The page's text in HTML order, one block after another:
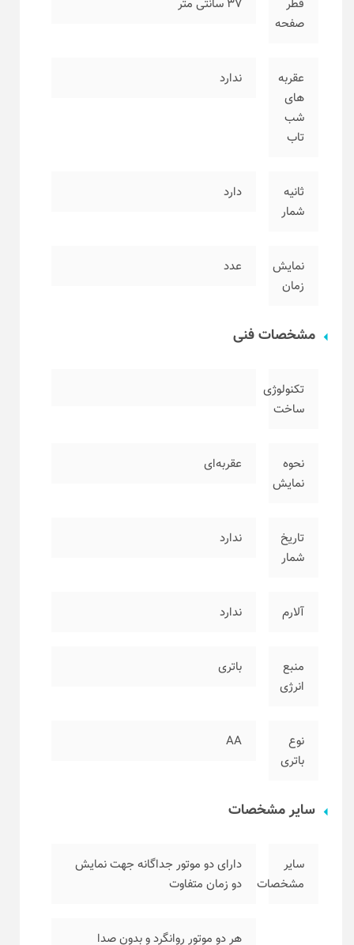
قطر
صفحه
۳۷ سانتی متر
عقربه
های
شب
تاب
ندارد
ثانیه
شمار
دارد
نمایش
زمان
عدد
مشخصات فنی
تکنولوژی
ساخت
نحوه
نمایش
عقربه‌ای
تاریخ
شمار
ندارد
آلارم ندارد
منبع
انرژی
باتری
نوع
باتری
AA
سایر مشخصات
سایر
مشخصات
دارای دو موتور جداگانه جهت نمایش
دو زمان متفاوت
هر دو موتور روانگرد و بدون صدا